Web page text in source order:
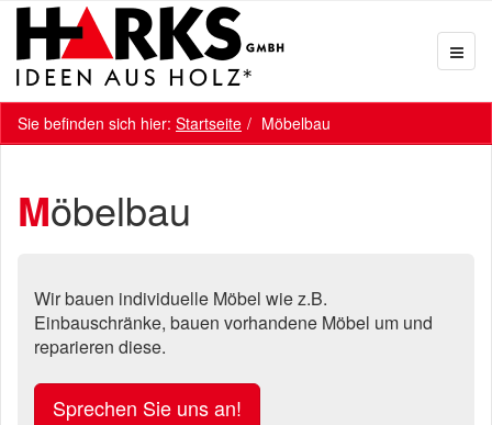
Sie befinden sich hier: Startseite Möbelbau
Möbelbau
Wir bauen individuelle Möbel wie z.B.
Einbauschränke, bauen vorhandene Möbel um und
reparieren diese.
Sprechen Sie uns an!